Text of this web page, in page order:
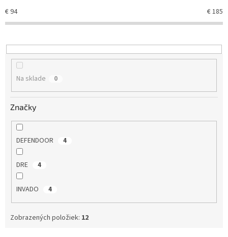
e
p
r
d
€94 €185
Na sklade 0
Značky
DEFENDOOR 4
DRE 4
INVADO 4
Zobrazených položiek: 12